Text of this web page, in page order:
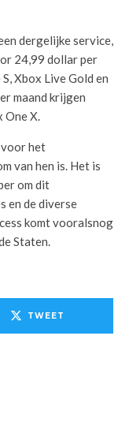
dergelijke service,
24,99 dollar per
Xbox Live Gold en
maand krijgen
One X.
voor het
van hen is. Het is
om dit
en de diverse
komt vooralsnog
Staten.
TWEET